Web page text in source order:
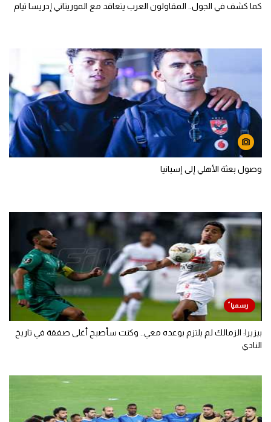
كما كشف في الجول.. المقاولون العرب يتعاقد مع الموريتاني إدريسا تيام
وصول بعثة الأهلي إلى إسبانيا
بيزيرا: الزمالك لم يلتزم بوعده معي.. وكنت سأصبح أغلى صفقة في تاريخ
النادي